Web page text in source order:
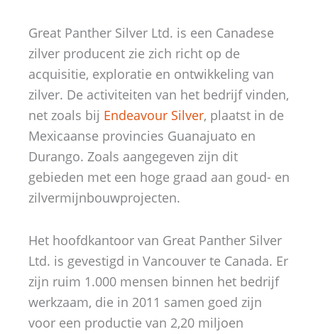
Great Panther Silver Ltd. is een Canadese
zilver producent zie zich richt op de
acquisitie, exploratie en ontwikkeling van
zilver. De activiteiten van het bedrijf vinden,
net zoals bij Endeavour Silver, plaatst in de
Mexicaanse provincies Guanajuato en
Durango. Zoals aangegeven zijn dit
gebieden met een hoge graad aan goud- en
zilvermijnbouwprojecten.
Het hoofdkantoor van Great Panther Silver
Ltd. is gevestigd in Vancouver te Canada. Er
zijn ruim 1.000 mensen binnen het bedrijf
werkzaam, die in 2011 samen goed zijn
voor een productie van 2,20 miljoen